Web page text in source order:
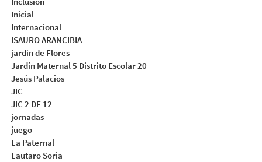
Inicial
Internacional
ISAURO ARANCIBIA
jardín de Flores
Jardín Maternal 5 Distrito Escolar 20
Jesús Palacios
JIC
JIC 2 DE 12
jornadas
juego
La Paternal
Lautaro Soria